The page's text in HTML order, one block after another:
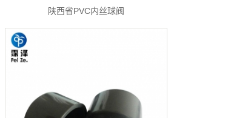
陕西省PVC内丝球阀